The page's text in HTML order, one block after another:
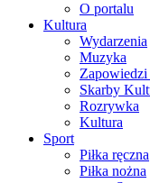
O portalu
Kultura
Wydarzenia
Muzyka
Zapowiedzi
Skarby
Rozrywka
Kultura
Sport
Piłka ręczna
Piłka nożna